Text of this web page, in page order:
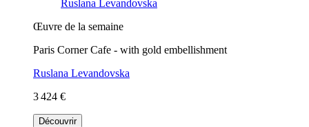
Œuvre de la semaine
Paris Corner Cafe - with gold embellishment
Ruslana Levandovska
3 424 €
Découvrir